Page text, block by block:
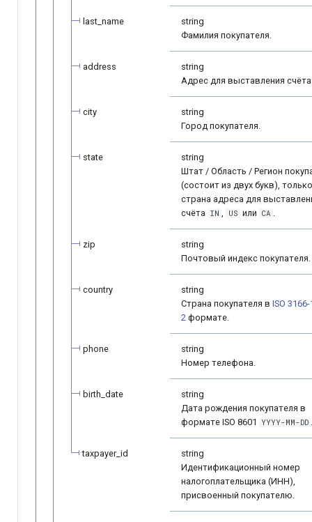
last_name
string
Фамилия покупателя.
address
string
Адрес для выставления
city
string
Город покупателя.
state
string
Штат / Область / Регион
(состоит из двух букв),
страна адреса для
счёта IN US или CA
zip
string
Почтовый индекс покупателя.
country
string
Страна покупателя в ISO
2 формате.
phone
string
Номер телефона.
birth_date
string
Дата рождения покупателя в
формате ISO 8601 YYYY-MM-DD
taxpayer_id
string
Идентификационный номер
налогоплательщика (ИНН),
присвоенный покупателю.